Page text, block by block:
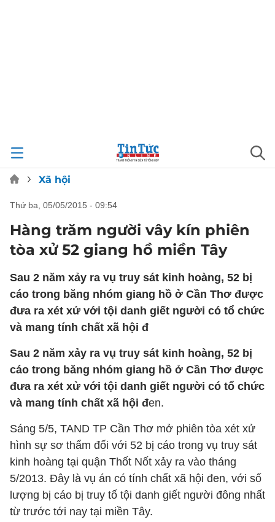
Xã hội
thứ ba, 05/05/2015 - 09:54
Hàng trăm người vây kín phiên
tòa xử 52 giang hồ miền Tây
Sau 2 năm xảy ra vụ truy sát kinh hoàng, 52 bị
cáo trong băng nhóm giang hồ ở Cần Thơ được
đưa ra xét xử với tội danh giết người có tổ chức
và mang tính chất xã hội đ
Sau 2 năm xảy ra vụ truy sát kinh hoàng, 52 bị
cáo trong băng nhóm giang hồ ở Cần Thơ được
đưa ra xét xử với tội danh giết người có tổ chức
và mang tính chất xã hội đen.
Sáng 5/5, TAND TP Cần Thơ mở phiên tòa xét xử
hình sự sơ thẩm đối với 52 bị cáo trong vụ truy sát
kinh hoàng tại quận Thốt Nốt xảy ra vào tháng
5/2013. Đây là vụ án có tính chất xã hội đen, với số
lượng bị cáo bị truy tố tội danh giết người đông nhất
từ trước tới nay tại miền Tây.